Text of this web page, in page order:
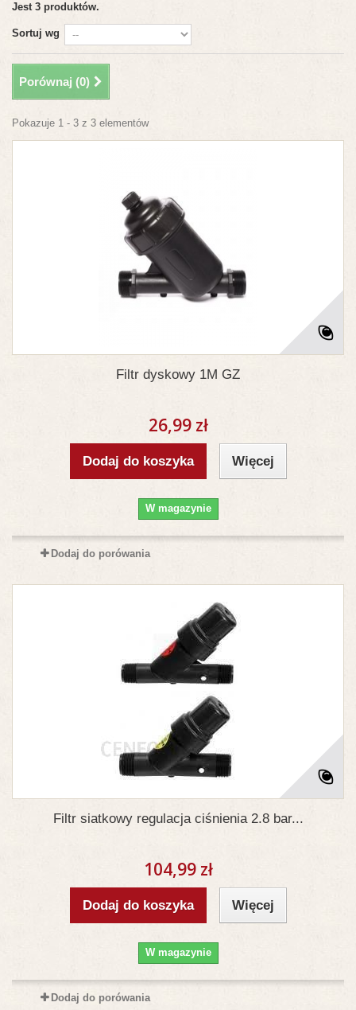
Jest 3 produktów.
Sortuj wg
Porównaj (0)
Pokazuje 1 - 3 z 3 elementów
Filtr dyskowy 1M GZ
26,99 zł
Dodaj do koszyka Więcej
W magazynie
Dodaj do porówania
Filtr siatkowy regulacja ciśnienia 2.8 bar...
104,99 zł
Dodaj do koszyka Więcej
W magazynie
Dodaj do porówania